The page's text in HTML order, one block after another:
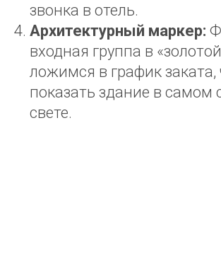
звонка в отель.
Архитектурный маркер:
входная группа в
ложимся в график заката,
показать здание в самом
свете.